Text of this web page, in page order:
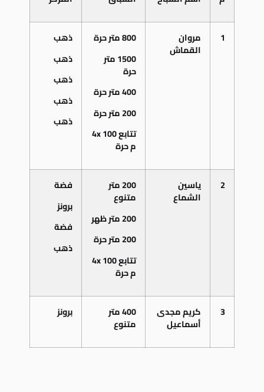
1 مروان
القماش
800 متر حرة
1500 متر
حرة
400 متر حرة
200 متر حرة
تتابع 4
x100
م حرة
ذهب
ذهب
ذهب
ذهب
ذهب
2 ياسين
الشماع
200 متر
متنوع
200 متر ظهر
200 متر حرة
تتابع 4
x100
م حرة
فضة
برونز
فضة
ذهب
3 كريم مجدى
أسماعيل
400 متر
متنوع
برونز